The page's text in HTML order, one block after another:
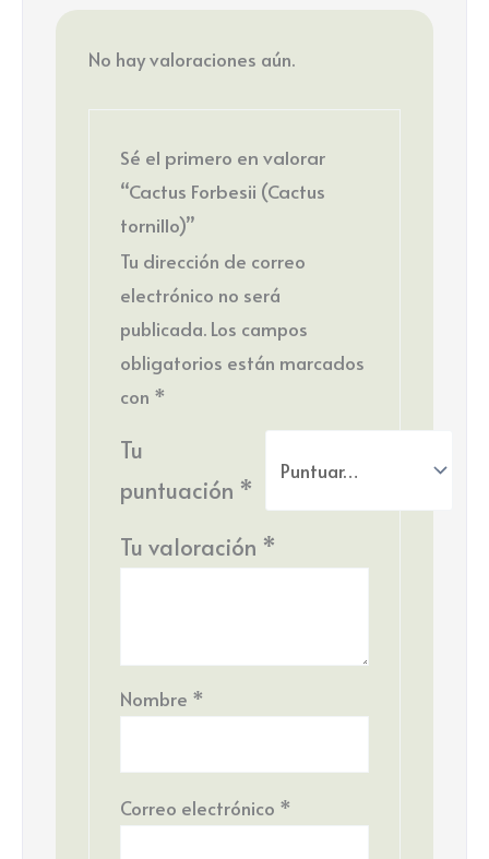
No hay valoraciones aún.
Sé el primero en valorar
“Cactus Forbesii (Cactus
tornillo)”
Tu dirección de correo
electrónico no será
publicada. Los campos
obligatorios están marcados
con *
Tu
puntuación *
Tu valoración *
Nombre *
Correo electrónico *